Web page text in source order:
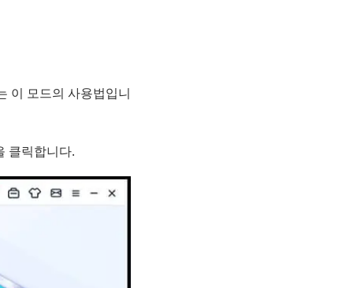
이 모드의 사용법입니
클릭합니다.